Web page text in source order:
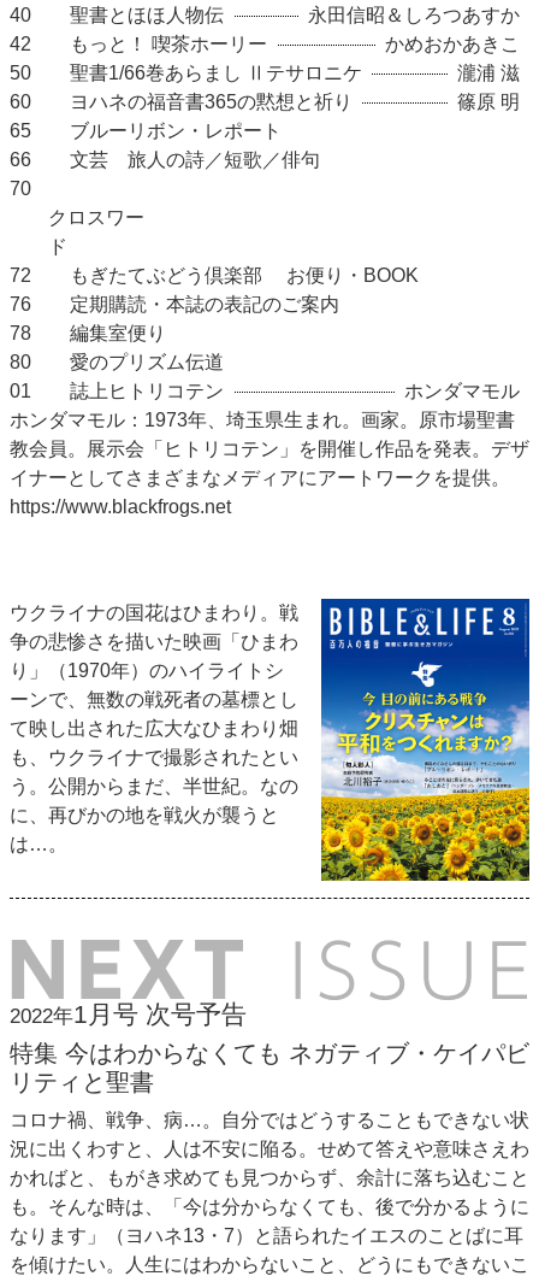
40 聖書とほほ人物伝
永田信昭＆しろつあすか
42
もっと！ 喫茶ホーリー
かめおかあきこ
50
聖書1/66巻あらまし Ⅱテサロニケ
瀧浦 滋
60
ヨハネの福音書365の黙想と祈り
篠原 明
65
ブルーリボン・レポート
66
文芸 旅人の詩／短歌／俳句
70
クロスワー
ド
72
もぎたてぶどう倶楽部 お便り・BOOK
76
定期購読・本誌の表記のご案内
78
編集室便り
80
愛のプリズム伝道
01
誌上ヒトリコテン
ホンダマモル
ホンダマモル：1973年、埼玉県生まれ。画家。原市場聖書
教会員。展示会「ヒトリコテン」を開催し作品を発表。デザ
イナーとしてさまざまなメディアにアートワークを提供。
https://www.blackfrogs.net
ウクライナの国花はひまわり。戦
争の悲惨さを描いた映画「ひまわ
り」（1970年）のハイライトシ
ーンで、無数の戦死者の墓標とし
て映し出された広大なひまわり畑
も、ウクライナで撮影されたとい
う。公開からまだ、半世紀。なの
に、再びかの地を戦火が襲うと
は…。
2022年1月号 次号予告
特集 今はわからなくても ネガティブ・ケイパビ
リティと聖書
コロナ禍、戦争、病…。自分ではどうすることもできない状
況に出くわすと、人は不安に陥る。せめて答えや意味さえわ
かればと、もがき求めても見つからず、余計に落ち込むこと
も。そんな時は、「今は分からなくても、後で分かるように
なります」（ヨハネ13・7）と語られたイエスのことばに耳
を傾けたい。人生にはわからないこと、どうにもできないこ